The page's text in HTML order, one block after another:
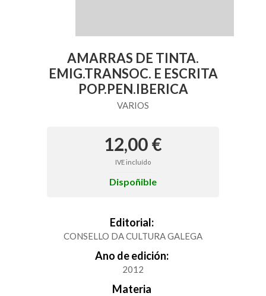
AMARRAS DE TINTA.
EMIG.TRANSOC. E ESCRITA
POP.PEN.IBERICA
VARIOS
12,00 €
IVE incluído
Dispoñible
Editorial:
CONSELLO DA CULTURA GALEGA
Ano de edición:
2012
Materia